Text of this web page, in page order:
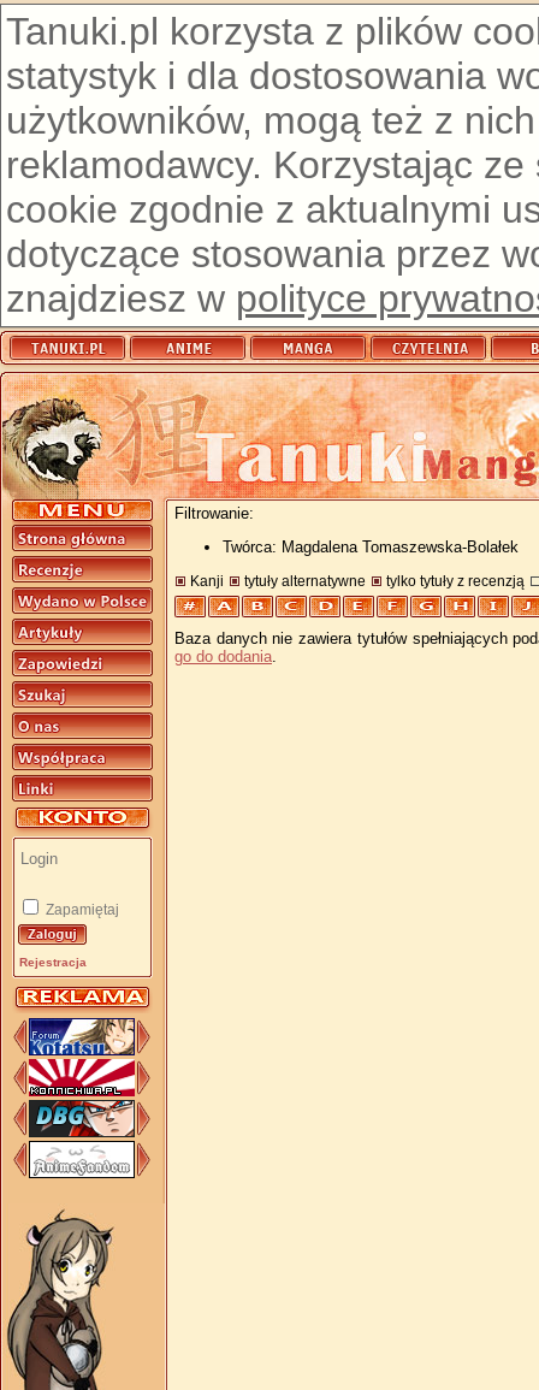
Tanuki.pl korzysta z plików
statystyk i dla dostosowania
użytkowników, mogą też z
reklamodawcy. Korzystając
cookie zgodnie z aktualnymi
dotyczące stosowania przez
znajdziesz w polityce
Zapamiętaj
Rejestracja
Filtrowanie:
Twórca: Magdalena Tomaszewska-Bolałek
Kanji tytuły alternatywne tylko tytuły z recenzją
Baza danych nie zawiera tytułów spełniających
go do dodania.